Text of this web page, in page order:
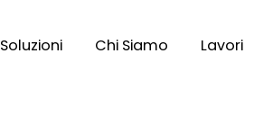
Soluzioni Chi Siamo Lavori